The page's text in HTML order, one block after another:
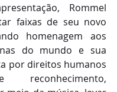
Rommel
faixas de seu novo
homenagem aos
do mundo e sua
por direitos humanos